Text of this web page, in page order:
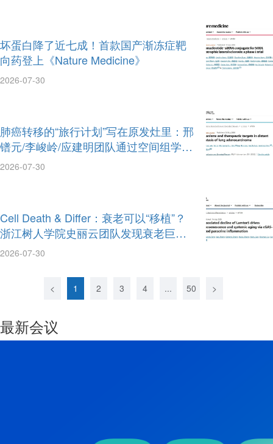
坏蛋白降了近七成！首款国产渐冻症靶
向药登上《Nature Medicine》
2026-07-30
肺癌转移的“旅行计划”写在原发灶里：邢
镨元‌/李峻岭/应建明团队通过空间组学模
型精准预测脑肝骨肾上腺转移
2026-07-30
Cell Death & Differ：衰老可以“移植”？
浙江树人学院史丽云团队发现衰老巨噬
细胞通过Lamtor5-cGAS轴成为系统性衰
2026-07-30
< 1 2 3 4 ... 50 >
最新会议